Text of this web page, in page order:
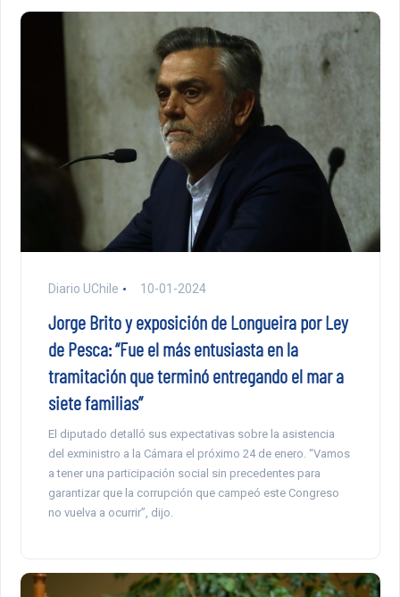
Diario UChile 10-01-2024
Jorge Brito y exposición de Longueira por Ley
de Pesca: “Fue el más entusiasta en la
tramitación que terminó entregando el mar a
siete familias”
El diputado detalló sus expectativas sobre la asistencia
del exministro a la Cámara el próximo 24 de enero. “Vamos
a tener una participación social sin precedentes para
garantizar que la corrupción que campeó este Congreso
no vuelva a ocurrir”, dijo.